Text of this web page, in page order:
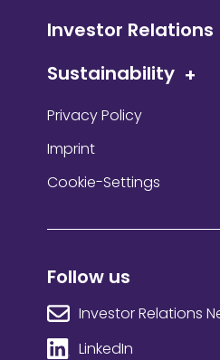
Investor Relations
Sustainability
Follow us
Investor Relations
LinkedIn
Privacy Policy
Imprint
Cookie-Settings